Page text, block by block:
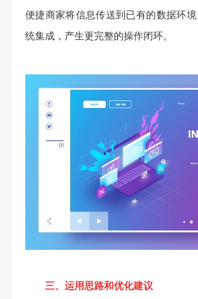
便捷商家将信息传送到已有的数据环
统集成，产生更完整的操作闭环。
三、运用思路和优化建议